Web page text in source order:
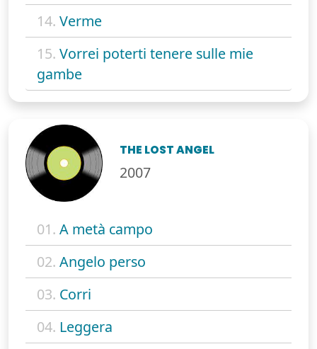
14. Verme
15. Vorrei poterti tenere sulle mie
gambe
THE LOST ANGEL
2007
01. A metà campo
02. Angelo perso
03. Corri
04. Leggera